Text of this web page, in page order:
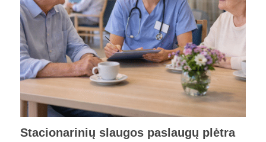
Stacionarinių slaugos paslaugų plėtra